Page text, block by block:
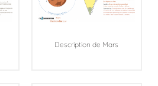
Description de Mars